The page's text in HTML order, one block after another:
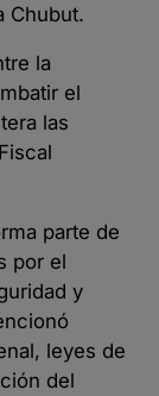
Chubut.
la
el
las
parte de
por el
y
leyes de
del